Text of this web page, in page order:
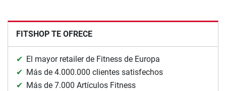
FITSHOP TE OFRECE
El mayor retailer de Fitness de Europa
Más de 4.000.000 clientes satisfechos
Más de 7.000 Artículos Fitness